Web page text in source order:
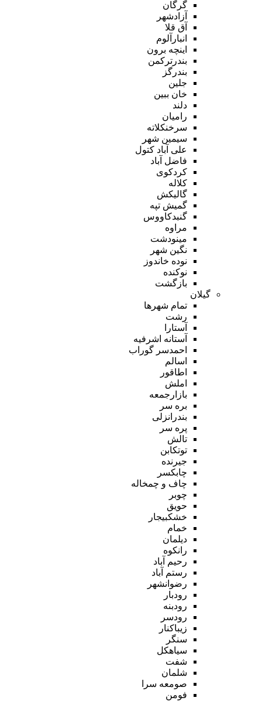
گرگان
آزادشهر
آق قلا
انبارآلوم
اینچه برون
بندرترکمن
بندرگز
جلین
خان ببین
دلند
رامیان
سرخنکلاته
سیمین شهر
علی آباد کتول
فاضل آباد
کردکوی
کلاله
گالیکش
گمیش تپه
گنبدکاووس
مراوه
مینودشت
نگین شهر
نوده خاندوز
نوکنده
بازگشت
گیلان
تمام شهر‌ها
رشت
آستارا
آستانه اشرفیه
احمدسر گوراب
اسالم
اطاقور
املش
بازارجمعه
بره سر
بندرانزلی
پره سر
تالش
توتکابن
جیرنده
چابکسر
چاف و چمخاله
چوبر
حویق
خشکبیجار
خمام
دیلمان
رانکوه
رحیم آباد
رستم آباد
رضوانشهر
رودبار
رودبنه
رودسر
زیباکنار
سنگر
سیاهکل
شفت
شلمان
صومعه سرا
فومن